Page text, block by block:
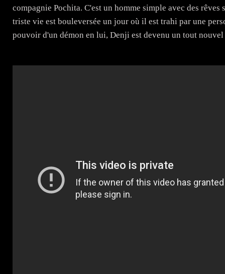
compagnie Pochita. C'est un homme simple avec des
triste vie est bouleversée un jour où il est trahi par une
pouvoir d'un démon en lui, Denji est devenu un tout